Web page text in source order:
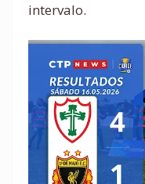
intervalo.